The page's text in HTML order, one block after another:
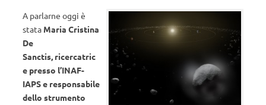
A parlarne oggi è
stata Maria Cristina
De
Sanctis, ricercatric
e presso l’INAF-
IAPS e responsabile
dello strumento